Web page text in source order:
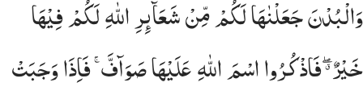
وَٱلْبُدْنَ جَعَلْنَـٰهَا لَكُم مِّن شَعَـٰٓئِرِ ٱللَّهِ لَكُمْ فِيهَا خَيْرٌۭ ۖ فَٱذْكُرُوا۟ ٱسْمَ ٱللَّهِ عَلَيْهَا صَوَآفَّ ۖ فَإِذَا وَجَبَتْ جُنُوبُهَا فَكُلُوا۟ مِنْهَا
وَالْبُدْنَجَعَلْنٰهَالَكُمْمِّنْشَعَآىِٕرِاللّٰهِلَكُمْفِیْهَا
خَیْرٌ ۖۗ فَاذْكُرُوااسْمَاللّٰهِعَلَیْهَاصَوَآفَّ ۚ فَاِذَاوَجَبَتْ